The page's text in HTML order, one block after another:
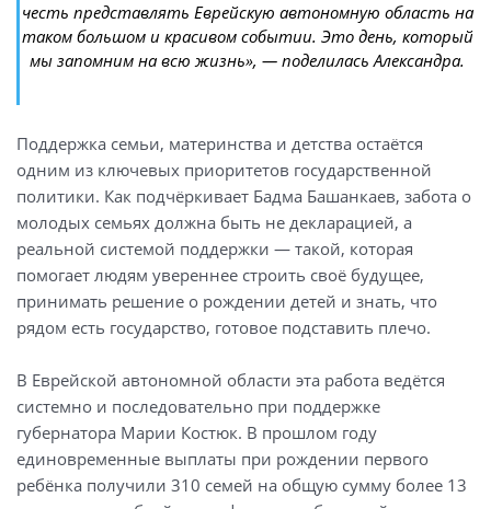
честь представлять Еврейскую автономную область на
таком большом и красивом событии. Это день, который
мы запомним на всю жизнь», — поделилась Александра.
Поддержка семьи, материнства и детства остаётся
одним из ключевых приоритетов государственной
политики. Как подчёркивает Бадма Башанкаев, забота о
молодых семьях должна быть не декларацией, а
реальной системой поддержки — такой, которая
помогает людям увереннее строить своё будущее,
принимать решение о рождении детей и знать, что
рядом есть государство, готовое подставить плечо.
В Еврейской автономной области эта работа ведётся
системно и последовательно при поддержке
губернатора Марии Костюк. В прошлом году
единовременные выплаты при рождении первого
ребёнка получили 310 семей на общую сумму более 13